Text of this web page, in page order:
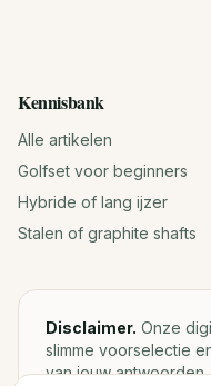
Kennisbank
Alle artikelen
Golfset voor beginners
Hybride of lang ijzer
Stalen of graphite shafts
Disclaimer. Onze
slimme voorselectie
van jouw